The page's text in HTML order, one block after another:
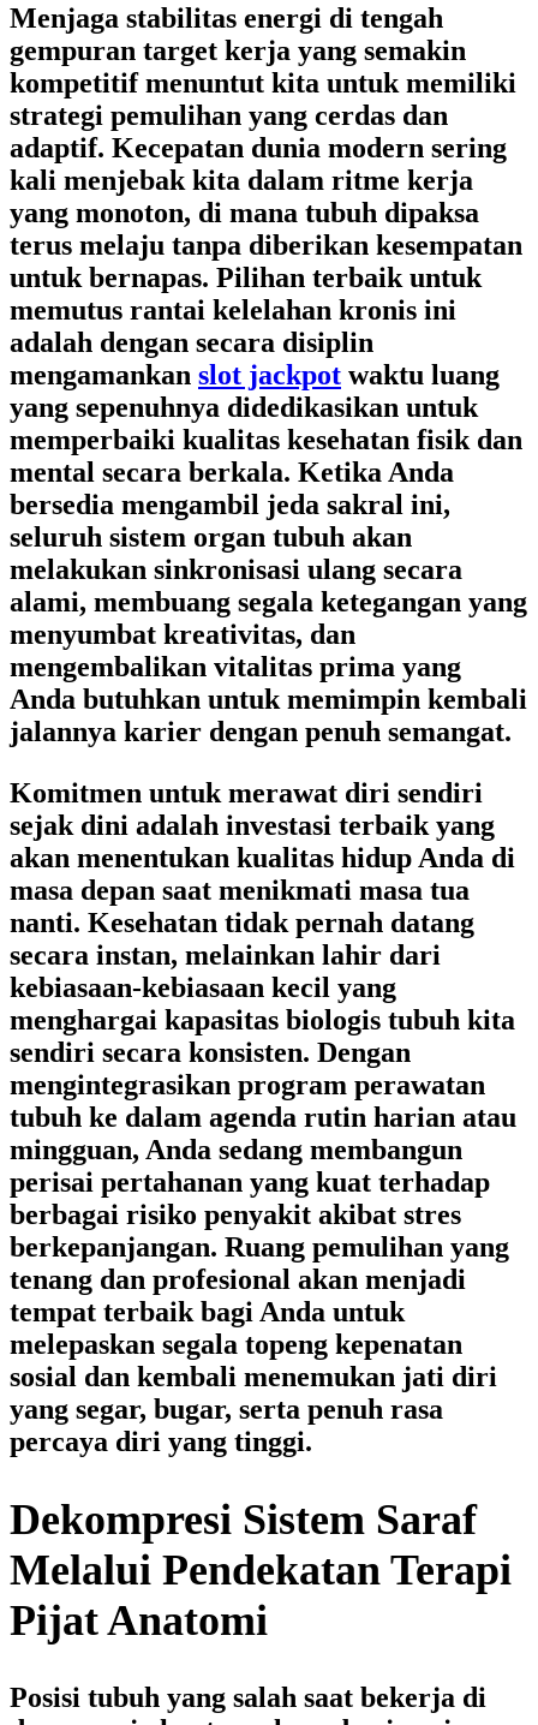
Menjaga stabilitas energi di tengah
gempuran target kerja yang semakin
kompetitif menuntut kita untuk memiliki
strategi pemulihan yang cerdas dan
adaptif. Kecepatan dunia modern sering
kali menjebak kita dalam ritme kerja
yang monoton, di mana tubuh dipaksa
terus melaju tanpa diberikan kesempatan
untuk bernapas. Pilihan terbaik untuk
memutus rantai kelelahan kronis ini
adalah dengan secara disiplin
mengamankan slot jackpot waktu luang
yang sepenuhnya didedikasikan untuk
memperbaiki kualitas kesehatan fisik dan
mental secara berkala. Ketika Anda
bersedia mengambil jeda sakral ini,
seluruh sistem organ tubuh akan
melakukan sinkronisasi ulang secara
alami, membuang segala ketegangan yang
menyumbat kreativitas, dan
mengembalikan vitalitas prima yang
Anda butuhkan untuk memimpin kembali
jalannya karier dengan penuh semangat.
Komitmen untuk merawat diri sendiri
sejak dini adalah investasi terbaik yang
akan menentukan kualitas hidup Anda di
masa depan saat menikmati masa tua
nanti. Kesehatan tidak pernah datang
secara instan, melainkan lahir dari
kebiasaan-kebiasaan kecil yang
menghargai kapasitas biologis tubuh kita
sendiri secara konsisten. Dengan
mengintegrasikan program perawatan
tubuh ke dalam agenda rutin harian atau
mingguan, Anda sedang membangun
perisai pertahanan yang kuat terhadap
berbagai risiko penyakit akibat stres
berkepanjangan. Ruang pemulihan yang
tenang dan profesional akan menjadi
tempat terbaik bagi Anda untuk
melepaskan segala topeng kepenatan
sosial dan kembali menemukan jati diri
yang segar, bugar, serta penuh rasa
percaya diri yang tinggi.
Dekompresi Sistem Saraf
Melalui Pendekatan Terapi
Pijat Anatomi
Posisi tubuh yang salah saat bekerja di